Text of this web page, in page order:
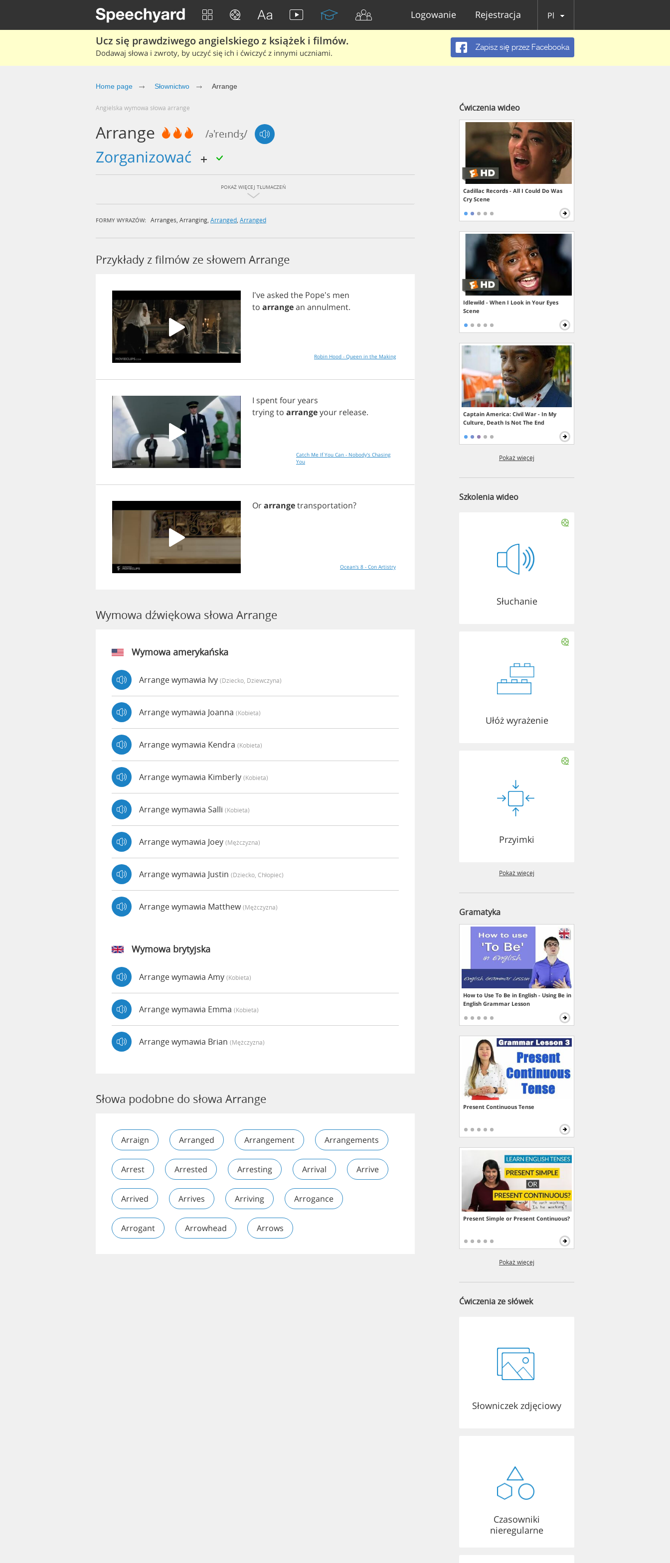
Logowanie Rejestracja Pl
Ucz się prawdziwego angielskiego z książek i filmów.
Dodawaj słowa i zwroty, by uczyć się ich i ćwiczyć z innymi uczniami.
Zapisz się przez Facebooka
Home page Słownictwo Arrange
Angielska wymowa słowa arrange
Arrange /ə'reɪndʒ/
zorganizować
POKAŻ WIĘCEJ TŁUMACZEŃ
FORMY WYRAZÓW: Arranges Arranging Arranged Arranged
Przykłady z filmów ze słowem Arrange
I'veasked the Pope's men
to arrangean annulment.
Robin Hood - Queen in the Making
I spentfouryears
tryingto arrangeyour release.
Catch Me If You Can - Nobody's Chasing
You
Orarrangetransportation?
Ocean's 8 - Con Artistry
Wymowa dźwiękowa słowa Arrange
Wymowa amerykańska
Arrange wymawia Ivy (dziecko, Dziewczyna)
Arrange wymawia Joanna (kobieta)
Arrange wymawia Kendra (kobieta)
Arrange wymawia Kimberly (kobieta)
Arrange wymawia Salli (kobieta)
Arrange wymawia Joey (mężczyzna)
Arrange wymawia Justin (dziecko, Chłopiec)
Arrange wymawia Matthew(mężczyzna)
Wymowa brytyjska
Arrange wymawia Amy (kobieta)
Arrange wymawia Emma (kobieta)
Arrange wymawia Brian (mężczyzna)
Słowa podobne do słowa Arrange
Arraign Arranged Arrangement Arrangements
Arrest Arrested Arresting Arrival Arrive
Arrived Arrives Arriving Arrogance
Arrogant Arrowhead Arrows
Ćwiczenia wideo
Cadillac Records - All I Could Do Was
Cry Scene
Idlewild - When I Look in Your Eyes
Scene
Captain America: Civil War - In My
Culture, Death Is Not The End
Pokaż więcej
Szkolenia wideo
Słuchanie
Ułóż wyrażenie
Przyimki
Pokaż więcej
Gramatyka
How to Use To Be in English - Using Be in
English Grammar Lesson
Present Continuous Tense
Present Simple or Present Continuous?
Pokaż więcej
Ćwiczenia ze słówek
Słowniczek zdjęciowy
Czasowniki
nieregularne